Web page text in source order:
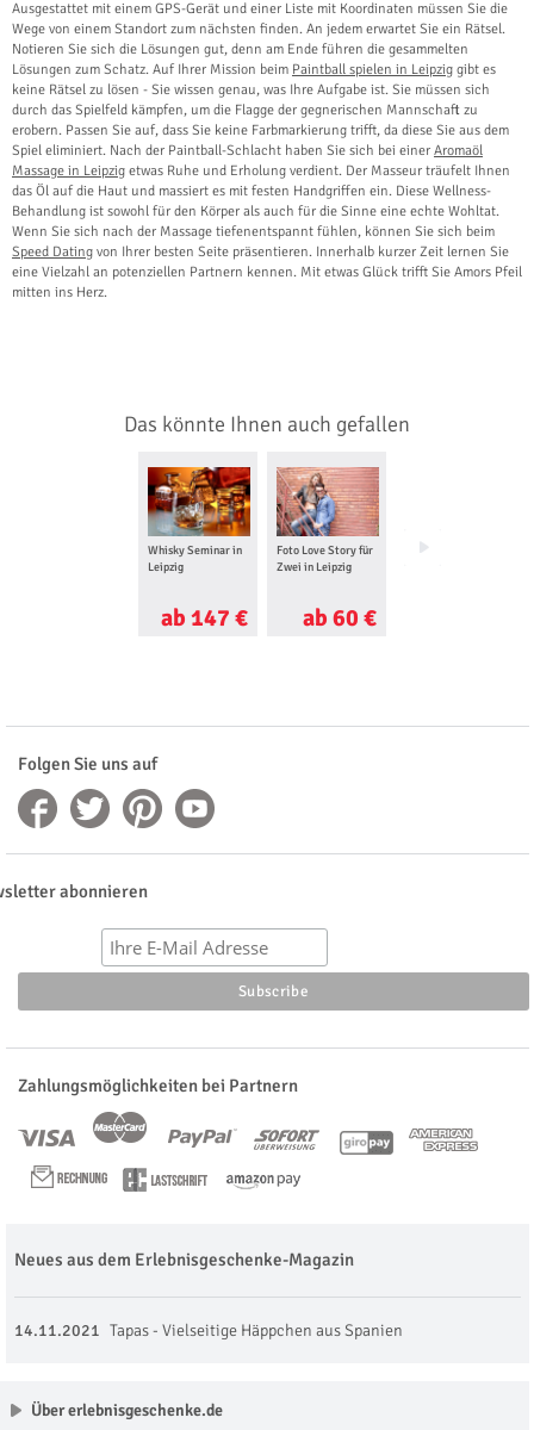
Ausgestattet mit einem GPS-Gerät und einer Liste mit Koordinaten müssen Sie die
Wege von einem Standort zum nächsten finden. An jedem erwartet Sie ein Rätsel.
Notieren Sie sich die Lösungen gut, denn am Ende führen die gesammelten
Lösungen zum Schatz. Auf Ihrer Mission beim Paintball spielen in Leipzig gibt es
keine Rätsel zu lösen - Sie wissen genau, was Ihre Aufgabe ist. Sie müssen sich
durch das Spielfeld kämpfen, um die Flagge der gegnerischen Mannschaft zu
erobern. Passen Sie auf, dass Sie keine Farbmarkierung trifft, da diese Sie aus dem
Spiel eliminiert. Nach der Paintball-Schlacht haben Sie sich bei einer Aromaöl
Massage in Leipzig etwas Ruhe und Erholung verdient. Der Masseur träufelt Ihnen
das Öl auf die Haut und massiert es mit festen Handgriffen ein. Diese Wellness-
Behandlung ist sowohl für den Körper als auch für die Sinne eine echte Wohltat.
Wenn Sie sich nach der Massage tiefenentspannt fühlen, können Sie sich beim
Speed Dating von Ihrer besten Seite präsentieren. Innerhalb kurzer Zeit lernen Sie
eine Vielzahl an potenziellen Partnern kennen. Mit etwas Glück trifft Sie Amors Pfeil
mitten ins Herz.
Das könnte Ihnen auch gefallen
Whisky Seminar in
Leipzig
ab 147 €
Foto Love Story für
Zwei in Leipzig
ab 60 €
Professionelles
Folgen Sie uns auf
abonnieren
Zahlungsmöglichkeiten bei Partnern
Neues aus dem Erlebnisgeschenke-Magazin
14.11.2021 Tapas - Vielseitige Häppchen aus Spanien
Über erlebnisgeschenke.de